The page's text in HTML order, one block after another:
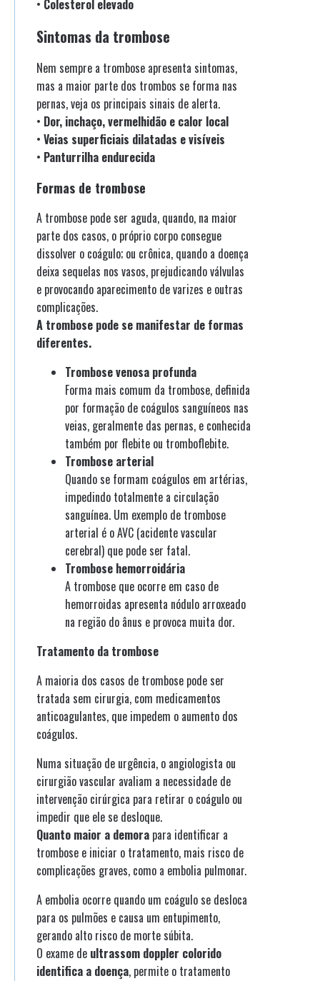
• Colesterol elevado
Sintomas da trombose
Nem sempre a trombose apresenta sintomas,
mas a maior parte dos trombos se forma nas
pernas, veja os principais sinais de alerta.
• Dor, inchaço, vermelhidão e calor local
• Veias superficiais dilatadas e visíveis
• Panturrilha endurecida
Formas de trombose
A trombose pode ser aguda, quando, na maior
parte dos casos, o próprio corpo consegue
dissolver o coágulo; ou crônica, quando a doença
deixa sequelas nos vasos, prejudicando válvulas
e provocando aparecimento de varizes e outras
complicações.
A trombose pode se manifestar de formas
diferentes.
Trombose venosa profunda
Forma mais comum da trombose, definida
por formação de coágulos sanguíneos nas
veias, geralmente das pernas, e conhecida
também por flebite ou tromboflebite.
Trombose arterial
Quando se formam coágulos em artérias,
impedindo totalmente a circulação
sanguínea. Um exemplo de trombose
arterial é o AVC (acidente vascular
cerebral) que pode ser fatal.
Trombose hemorroidária
A trombose que ocorre em caso de
hemorroidas apresenta nódulo arroxeado
na região do ânus e provoca muita dor.
Tratamento da trombose
A maioria dos casos de trombose pode ser
tratada sem cirurgia, com medicamentos
anticoagulantes, que impedem o aumento dos
coágulos.
Numa situação de urgência, o angiologista ou
cirurgião vascular avaliam a necessidade de
intervenção cirúrgica para retirar o coágulo ou
impedir que ele se desloque.
Quanto maior a demora para identificar a
trombose e iniciar o tratamento, mais risco de
complicações graves, como a embolia pulmonar.
A embolia ocorre quando um coágulo se desloca
para os pulmões e causa um entupimento,
gerando alto risco de morte súbita.
O exame de ultrassom doppler colorido
identifica a doença, permite o tratamento